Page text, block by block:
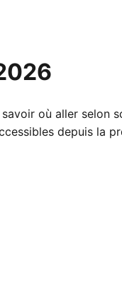
où aller selon
depuis la